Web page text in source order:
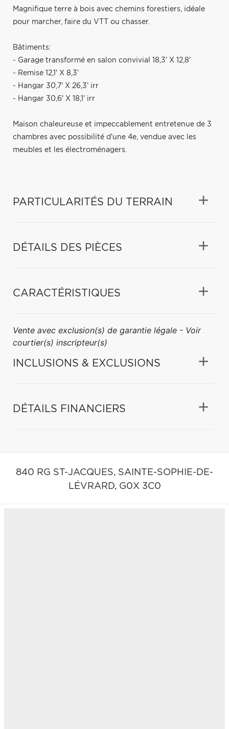
Magnifique terre à bois avec chemins forestiers, idéale
pour marcher, faire du VTT ou chasser.
Bâtiments:
- Garage transformé en salon convivial 18,3' X 12,8'
- Remise 12,1' X 8,3'
- Hangar 30,7' X 26,3' irr
- Hangar 30,6' X 18,1' irr
Maison chaleureuse et impeccablement entretenue de 3
chambres avec possibilité d'une 4e, vendue avec les
meubles et les électroménagers.
PARTICULARITÉS DU TERRAIN
DÉTAILS DES PIÈCES
CARACTÉRISTIQUES
Vente avec exclusion(s) de garantie légale - Voir
courtier(s) inscripteur(s)
INCLUSIONS & EXCLUSIONS
DÉTAILS FINANCIERS
840 RG ST-JACQUES, SAINTE-SOPHIE-DE-
LÉVRARD, G0X 3C0